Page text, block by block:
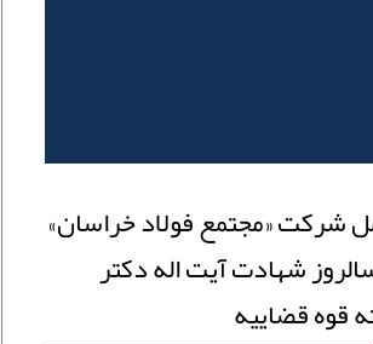
شرکت «مجتمع فولاد خراسان»
شهادت آیت اله دکتر
قوه قضاییه